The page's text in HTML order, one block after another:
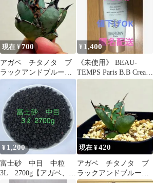
現在 ¥700
アガベ チタノタ ブ
ラックアンドブルー
強棘 ※未発根
¥ 1,400
《未使用》 BEAU-
TEMPS Paris B.B Cream
韓国コスメ匿名
¥ 1,200
富士砂 中目 中粒
3L 2700g【アガベ、化
現在 ¥420
アガベ チタノタ ブ
ラックアンドブルー